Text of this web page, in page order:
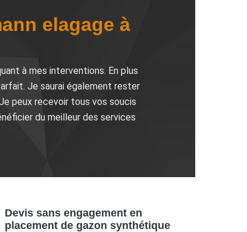
elagage à
à mes interventions. En plus
Je saurai également rester
peux recevoir tous vos soucis
du meilleur des services
Devis sans engagement en
placement de gazon synthétique